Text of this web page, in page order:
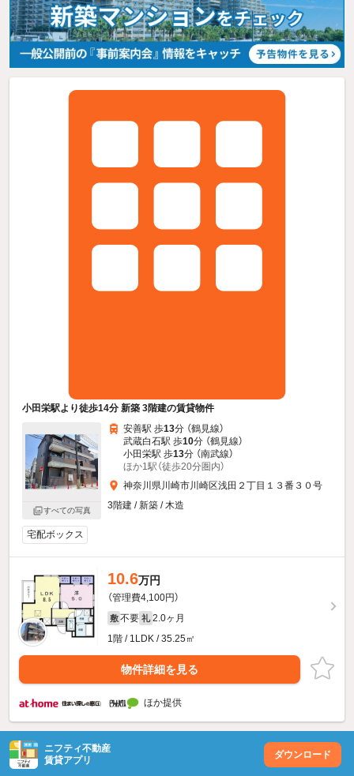
小田栄駅より徒歩14分 新築 3階建の賃貸物件
すべての写真
安善駅 歩13分 （鶴見線）
武蔵白石駅 歩10分 （鶴見線）
小田栄駅 歩13分 （南武線）
ほか1駅（徒歩20分圏内）
神奈川県川崎市川崎区浅田２丁目１３番３０号
3階建 / 新築 / 木造
宅配ボックス
10.6万円
（管理費4,100円）
敷 不要 礼 2.0ヶ月
1階 / 1LDK / 35.25㎡
物件詳細を見る
ほか提供
ニフティ不動産
賃貸アプリ
ダウンロード